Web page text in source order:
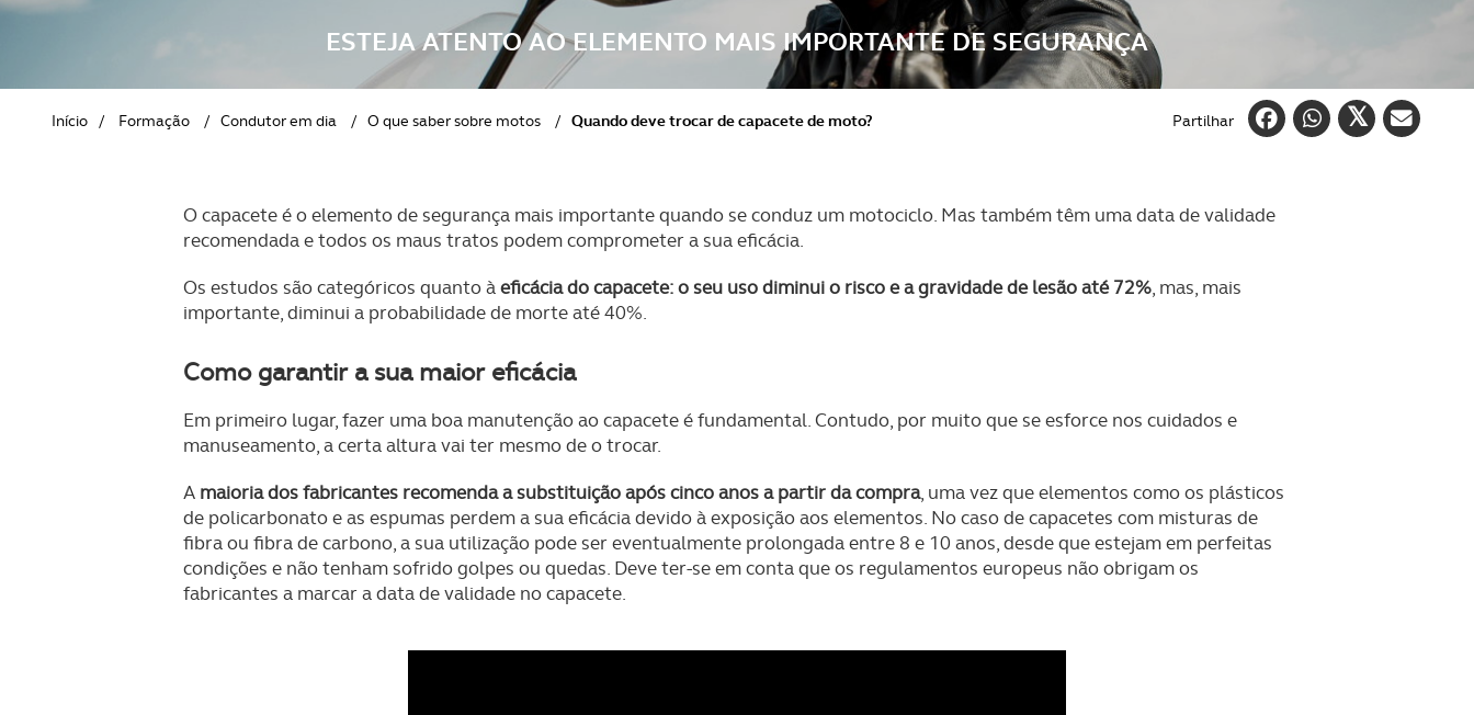
GOLFE
ESTEJA ATENTO AO ELEMENTO MAIS IMPORTANTE DE SEGURANÇA
Início / Formação / Condutor em dia / O que saber sobre motos / Quando deve trocar de capacete de moto? Partilhar
O capacete é o elemento de segurança mais importante quando se conduz um motociclo. Mas também têm uma data de validade
recomendada e todos os maus tratos podem comprometer a sua eficácia.
Os estudos são categóricos quanto àeficácia do capacete: o seu uso diminui o risco e a gravidade de lesão até 72%, mas, mais
importante, diminui a probabilidade de morte até 40%.
Como garantir a sua maior eficácia
Em primeiro lugar, fazer uma boa manutenção ao capacete é fundamental. Contudo, por muito que se esforce nos cuidados e
manuseamento, a certa altura vai ter mesmo de o trocar.
A maioria dos fabricantes recomenda a substituição após cinco anos a partir da compra, uma vez que elementos como os plásticos
de policarbonato e as espumas perdem a sua eficácia devido à exposição aos elementos. No caso de capacetes com misturas de
fibra ou fibra de carbono, a sua utilização pode ser eventualmente prolongada entre 8 e 10 anos, desde que estejam em perfeitas
condições e não tenham sofrido golpes ou quedas. Deve ter-se em conta que os regulamentos europeus não obrigam os
fabricantes a marcar a data de validade no capacete.